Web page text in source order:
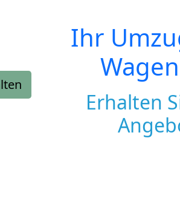
Ihr
Erhalten